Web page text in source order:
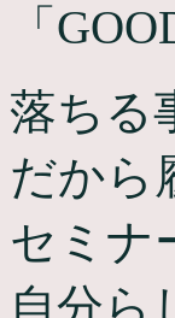
「
落ちる
だから
セミナ
自分ら